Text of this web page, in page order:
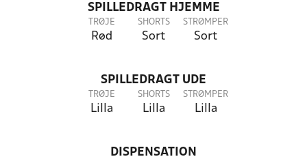
SPILLEDRAGT HJEMME
TRØJE
Rød
SHORTS
Sort
STRØMPER
Sort
SPILLEDRAGT UDE
TRØJE
Lilla
SHORTS
Lilla
STRØMPER
Lilla
DISPENSATION